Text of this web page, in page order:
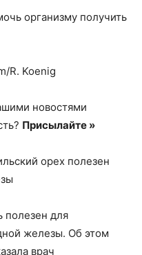
организму получить
R. Koenig
новостями
Присылайте »
орех полезен
полезен для
железы. Об этом
врач